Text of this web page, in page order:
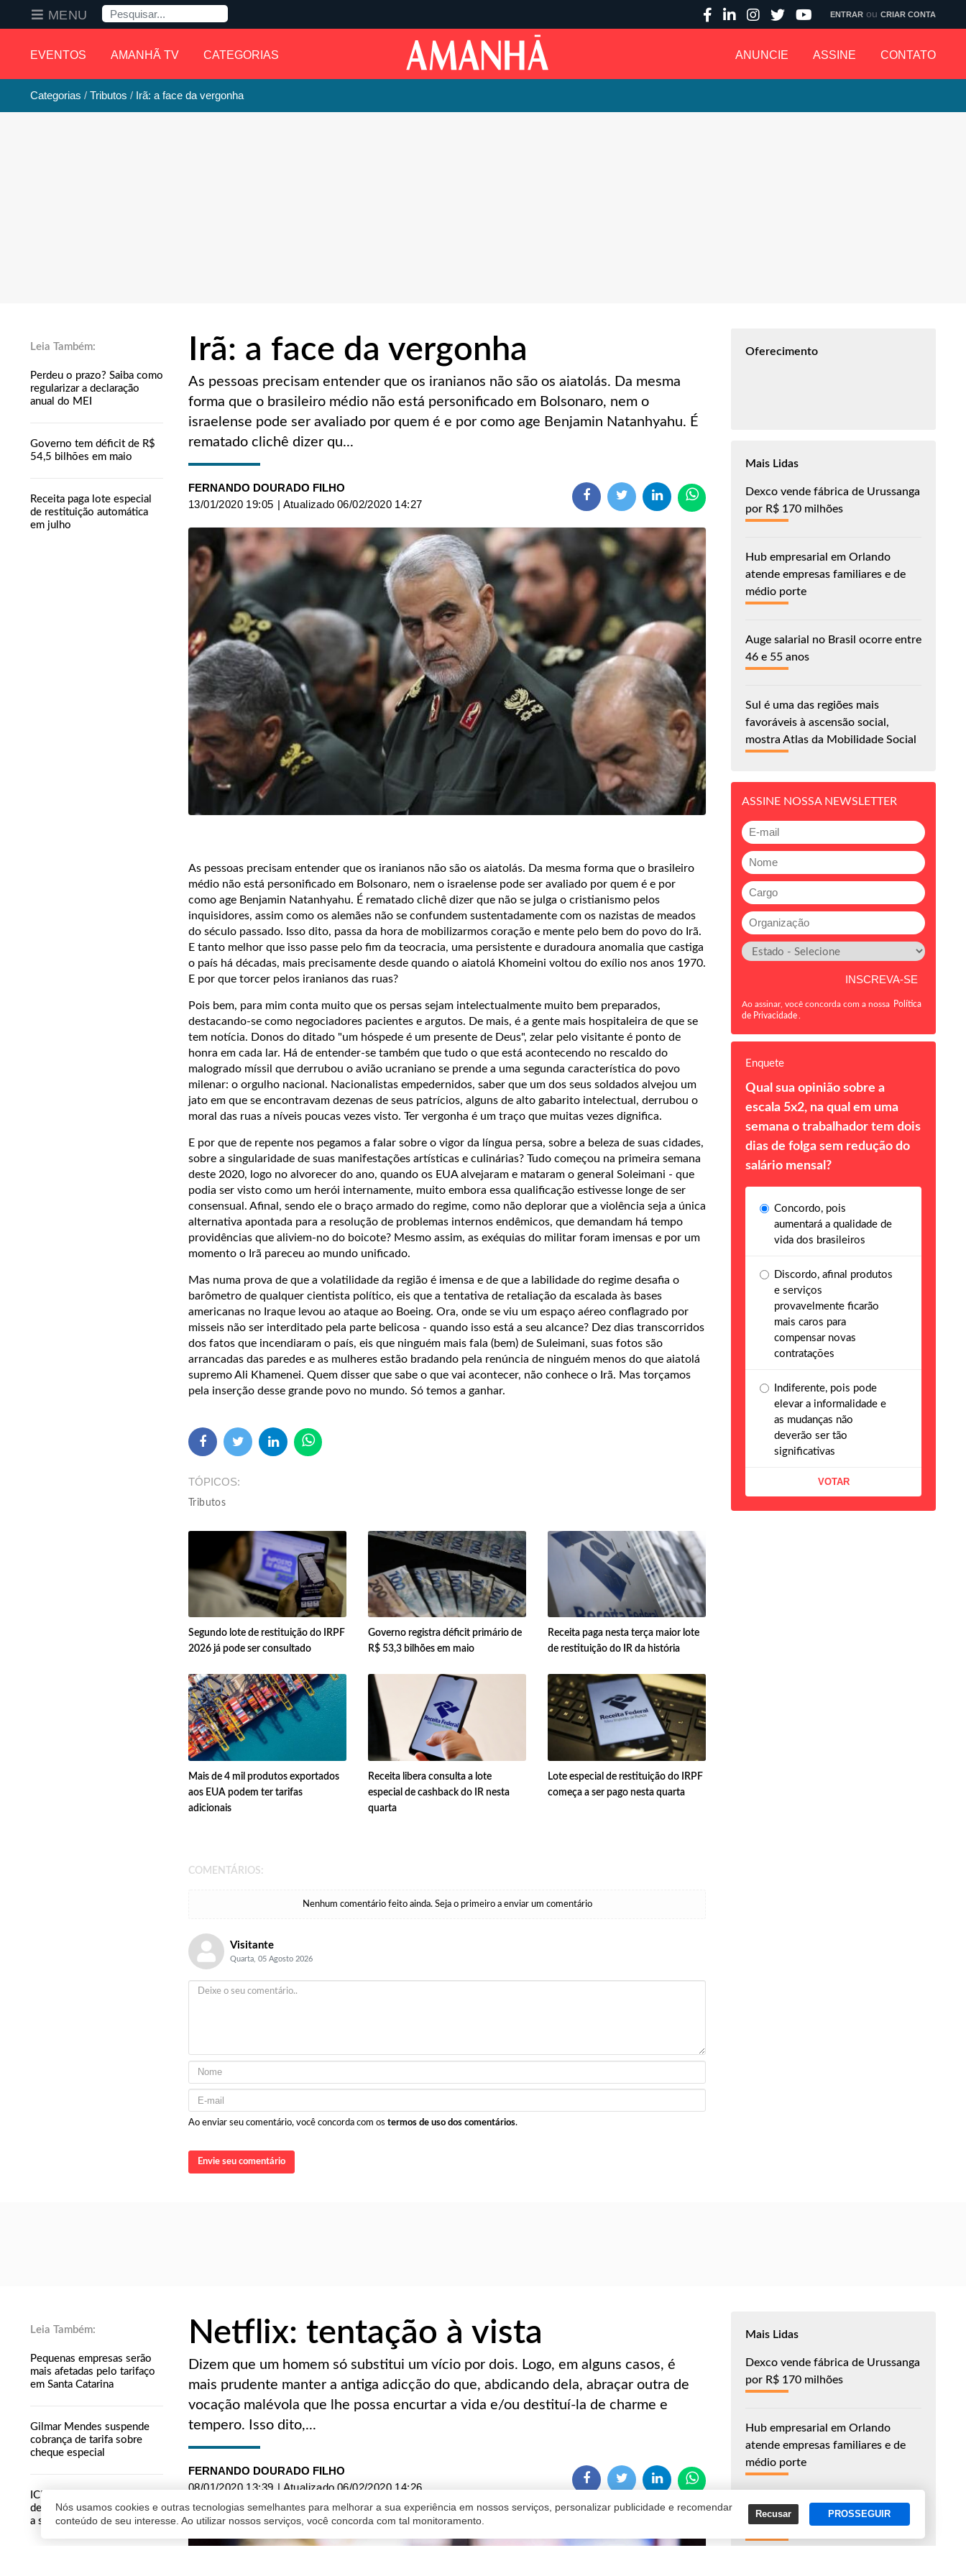
EVENTOS AMANHÃ TV CATEGORIAS ANUNCIE ASSINE CONTATO
MENU Pesquisa ENTRAR ou CRIAR CONTA
Nós usamos cookies e outras tecnologias semelhantes para melhorar a sua experiência em nossos serviços, personalizar publicidade e recomendar
conteúdo de seu interesse. Ao utilizar nossos serviços, você concorda com tal monitoramento.
Recusar PROSSEGUIR
Categorias Tributos Irã: a face da vergonha
Perdeu o prazo? Saiba como
regularizar a declaração
anual do MEI
Governo tem déficit de R$
54,5 bilhões em maio
Receita paga lote especial
de restituição automática
em julho
Irã: a face da vergonha
As pessoas precisam entender que os iranianos não são os aiatolás. Da mesma
forma que o brasileiro médio não está personificado em Bolsonaro, nem o
israelense pode ser avaliado por quem é e por como age Benjamin Natanhyahu. É
rematado clichê dizer qu...
FERNANDO DOURADO FILHO
13/01/2020 19:05 | Atualizado 06/02/2020 14:27
As pessoas precisam entender que os iranianos não são os aiatolás. Da mesma forma que o brasileiro
médio não está personificado em Bolsonaro, nem o israelense pode ser avaliado por quem é e por
como age Benjamin Natanhyahu. É rematado clichê dizer que não se julga o cristianismo pelos
inquisidores, assim como os alemães não se confundem sustentadamente com os nazistas de meados
do século passado. Isso dito, passa da hora de mobilizarmos coração e mente pelo bem do povo do Irã.
E tanto melhor que isso passe pelo fim da teocracia, uma persistente e duradoura anomalia que castiga
o país há décadas, mais precisamente desde quando o aiatolá Khomeini voltou do exílio nos anos 1970.
E por que torcer pelos iranianos das ruas?
Pois bem, para mim conta muito que os persas sejam intelectualmente muito bem preparados,
destacando-se como negociadores pacientes e argutos. De mais, é a gente mais hospitaleira de que se
tem notícia. Donos do ditado "um hóspede é um presente de Deus", zelar pelo visitante é ponto de
honra em cada lar. Há de entender-se também que tudo o que está acontecendo no rescaldo do
malogrado míssil que derrubou o avião ucraniano se prende a uma segunda característica do povo
milenar: o orgulho nacional. Nacionalistas empedernidos, saber que um dos seus soldados alvejou um
jato em que se encontravam dezenas de seus patrícios, alguns de alto gabarito intelectual, derrubou o
moral das ruas a níveis poucas vezes visto. Ter vergonha é um traço que muitas vezes dignifica.
E por que de repente nos pegamos a falar sobre o vigor da língua persa, sobre a beleza de suas cidades,
sobre a singularidade de suas manifestações artísticas e culinárias? Tudo começou na primeira semana
deste 2020, logo no alvorecer do ano, quando os EUA alvejaram e mataram o general Soleimani - que
podia ser visto como um herói internamente, muito embora essa qualificação estivesse longe de ser
consensual. Afinal, sendo ele o braço armado do regime, como não deplorar que a violência seja a única
alternativa apontada para a resolução de problemas internos endêmicos, que demandam há tempo
providências que aliviem-no do boicote? Mesmo assim, as exéquias do militar foram imensas e por um
momento o Irã pareceu ao mundo unificado.
Mas numa prova de que a volatilidade da região é imensa e de que a labilidade do regime desafia o
barômetro de qualquer cientista político, eis que a tentativa de retaliação da escalada às bases
americanas no Iraque levou ao ataque ao Boeing. Ora, onde se viu um espaço aéreo conflagrado por
misseis não ser interditado pela parte belicosa - quando isso está a seu alcance? Dez dias transcorridos
dos fatos que incendiaram o país, eis que ninguém mais fala (bem) de Suleimani, suas fotos são
arrancadas das paredes e as mulheres estão bradando pela renúncia de ninguém menos do que aiatolá
supremo Ali Khamenei. Quem disser que sabe o que vai acontecer, não conhece o Irã. Mas torçamos
pela inserção desse grande povo no mundo. Só temos a ganhar.
TÓPICOS
Tributos
Segundo lote de restituição do IRPF
2026 já pode ser consultado
Governo registra déficit primário de
R$ 53,3 bilhões em maio
Receita paga nesta terça maior lote
de restituição do IR da história
Mais de 4 mil produtos exportados
aos EUA podem ter tarifas
adicionais
Receita libera consulta a lote
especial de cashback do IR nesta
quarta
Lote especial de restituição do IRPF
começa a ser pago nesta quarta
COMENTÁRIOS:
Nenhum comentário feito ainda. Seja o primeiro a enviar um comentário
Visitante
Quarta, 05 Agosto 2026
Ao enviar seu comentário, você concorda com os termos de uso dos comentários.
Envie seu comentário
Oferecimento
Mais Lidas
Dexco vende fábrica de Urussanga
por R$ 170 milhões
Hub empresarial em Orlando
atende empresas familiares e de
médio porte
Auge salarial no Brasil ocorre entre
46 e 55 anos
Sul é uma das regiões mais
favoráveis à ascensão social,
mostra Atlas da Mobilidade Social
ASSINE NOSSA NEWSLETTER
Ao assinar, você concorda com a nossa Política
de Privacidade
Enquete
Qual sua opinião sobre a
escala 5x2, na qual em uma
semana o trabalhador tem dois
dias de folga sem redução do
salário mensal?
Concordo, pois
aumentará a qualidade de
vida dos brasileiros
Discordo, afinal produtos
e serviços
provavelmente ficarão
mais caros para
compensar novas
contratações
Indiferente, pois pode
elevar a informalidade e
as mudanças não
deverão ser tão
significativas
Pequenas empresas serão
mais afetadas pelo tarifaço
em Santa Catarina
Gilmar Mendes suspende
cobrança de tarifa sobre
cheque especial
ICMS incide sobre a cadeia
de produção de mercadorias
a serem exportadas
Netflix: tentação à vista
Dizem que um homem só substitui um vício por dois. Logo, em alguns casos, é
mais prudente manter a antiga adicção do que, abdicando dela, abraçar outra de
vocação malévola que lhe possa encurtar a vida e/ou destituí-la de charme e
tempero. Isso dito,...
FERNANDO DOURADO FILHO
08/01/2020 13:39 | Atualizado 06/02/2020 14:26
Mais Lidas
Dexco vende fábrica de Urussanga
por R$ 170 milhões
Hub empresarial em Orlando
atende empresas familiares e de
médio porte
Auge salarial no Brasil ocorre entre
46 e 55 anos